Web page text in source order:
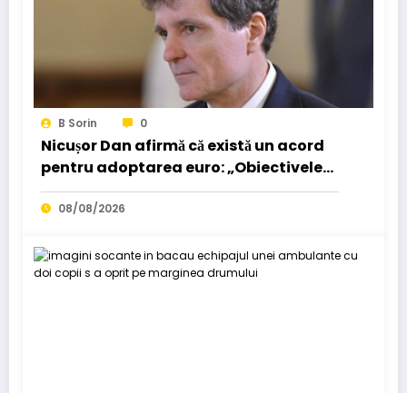
B Sorin 0
Nicușor Dan afirmă că există un acord
pentru adoptarea euro: „Obiectivele
pot fi realizate dacă…”
08/08/2026